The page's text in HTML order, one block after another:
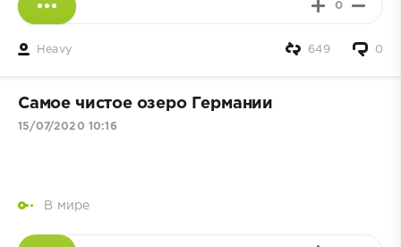
0
Heavy 0
649
Самое чистое озеро Германии
15/07/2020 10:16
В мире